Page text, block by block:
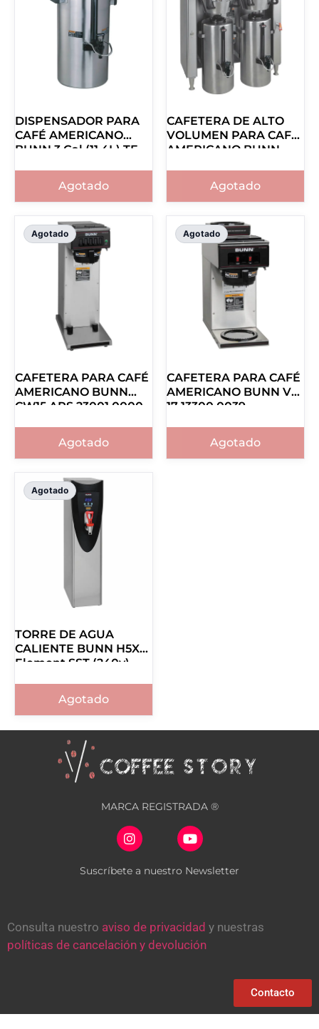
DISPENSADOR PARA
CAFÉ AMERICANO
BUNN 3 Gal (11.4L) TF
Agotado
CAFETERA DE ALTO
VOLUMEN PARA CAFÉ
AMERICANO BUNN
Agotado
Agotado
CAFETERA PARA CAFÉ
AMERICANO BUNN
CW15 APS 23001.0000
Agotado
Agotado
CAFETERA PARA CAFÉ
AMERICANO BUNN VP
17 13300.0039
Agotado
Agotado
TORRE DE AGUA
CALIENTE BUNN H5X
Element SST (240v)
Agotado
MARCA REGISTRADA ®
Suscríbete a nuestro Newsletter
Consulta nuestro aviso de privacidad y nuestras
políticas de cancelación y devolución
Contacto